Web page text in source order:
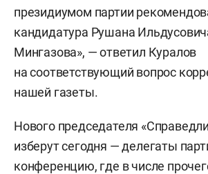
президиумом партии
кандидатура Рушана
Мингазова», — ответил Куралов
на соответствующий вопрос
нашей газеты.
Нового председателя
изберут сегодня — делегаты
конференцию, где в числе